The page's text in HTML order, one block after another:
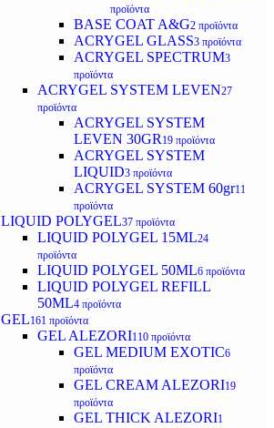
προϊόντα
BASE COAT A&G2 προϊόντα
ACRYGEL GLASS3 προϊόντα
ACRYGEL SPECTRUM3
προϊόντα
ACRYGEL SYSTEM LEVEN27
προϊόντα
ACRYGEL SYSTEM
LEVEN 30GR 19 προϊόντα
ACRYGEL SYSTEM
LIQUID3 προϊόντα
ACRYGEL SYSTEM 60gr11
προϊόντα
LIQUID POLYGEL37 προϊόντα
LIQUID POLYGEL 15ML24
προϊόντα
LIQUID POLYGEL 50ML6 προϊόντα
LIQUID POLYGEL REFILL
50ML4 προϊόντα
GEL161 προϊόντα
GEL ALEZORI110 προϊόντα
GEL MEDIUM EXOTIC6
προϊόντα
GEL CREAM ALEZORI19
προϊόντα
GEL THICK ALEZORI1